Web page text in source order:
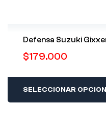
Defensa Suzuki
$179.000
SELECCIONAR